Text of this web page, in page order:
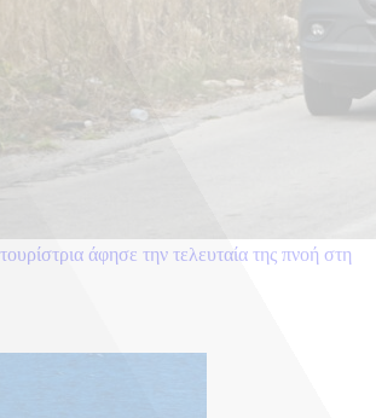
άφησε την τελευταία της πνοή στη